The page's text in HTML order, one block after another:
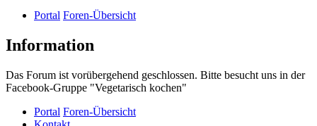
Portal Foren-Übersicht
Information
Das Forum ist vorübergehend geschlossen. Bitte besucht uns in der
Facebook-Gruppe "Vegetarisch kochen"
Portal Foren-Übersicht